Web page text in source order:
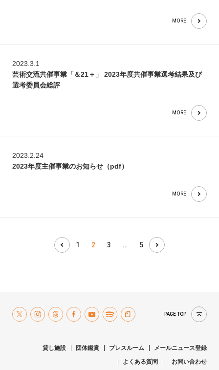
MORE
2023.3.1
芸術交流共催事業「＆21＋」 2023年度共催事業選考結果及び
選考委員会総評
MORE
2023.2.24
2023年度主催事業のお知らせ（pdf）
MORE
1 2 3 … 5
PAGE TOP
貸し施設 団体鑑賞 プレスルーム
メールニュース登録
よくある質問
お問い合わせ